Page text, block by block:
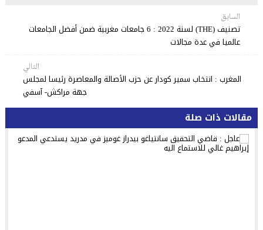
السابق
تصنيف (THE) لسنة 2022 : 6 جامعات مغربية ضمن أفضل الجامعات
عالميا في عدة مجالات
التالي
المغرب : انتخاب سمير كودار عن حزب الأصالة والمعاصرة رئيسا لمجلس
جهة مراكش- آسفي
مقالات ذات صلة